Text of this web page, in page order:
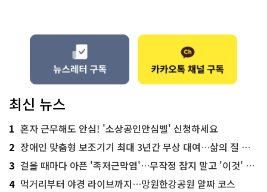
최신 뉴스
1 혼자 근무해도 안심! '소상공인안심벨' 신청하세요
2 장애인 맞춤형 보조기기 최대 3년간 무상 대여…삶의 질 높인다
3 걸을 때마다 아픈 '족저근막염'…무작정 참지 말고 '이것' 해보세요!
4 먹거리부터 야경 라이브까지…망원한강공원 알짜 코스